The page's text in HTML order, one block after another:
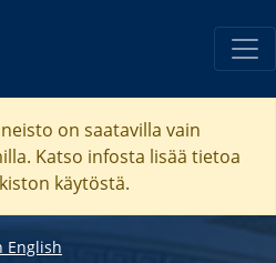
on saatavilla vain
Katso infosta lisää tietoa
käytöstä.
English